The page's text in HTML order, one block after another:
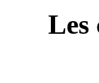
Les